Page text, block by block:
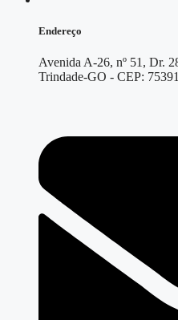
Endereço
Avenida A-26, nº 51, Dr.
Trindade-GO - CEP: